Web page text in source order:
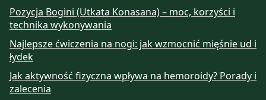
Pozycja Bogini (Utkata Konasana) – moc, korzyści i
technika wykonywania
Najlepsze ćwiczenia na nogi: jak wzmocnić mięśnie ud i
łydek
Jak aktywność fizyczna wpływa na hemoroidy? Porady i
zalecenia